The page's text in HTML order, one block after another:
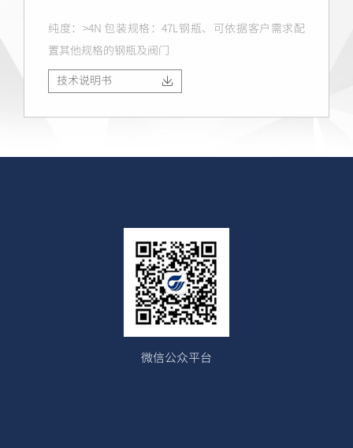
纯度：>4N 包装规格：47L钢瓶、可依据客户需求配
置其他规格的钢瓶及阀门
技术说明书
微信公众平台